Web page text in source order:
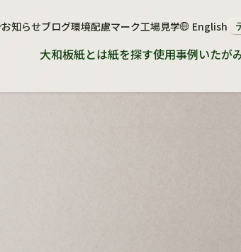
工場について
紙が出来るまで
サ
再
お知らせブログ環境配慮マーク工場見学 English
大和板紙とは紙を探す使用事例いたが